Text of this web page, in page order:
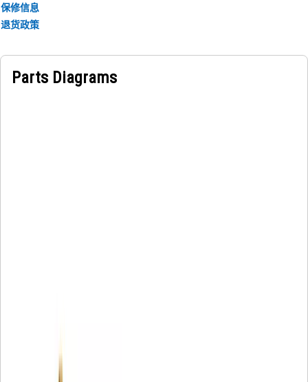
保修信息
退货政策
Parts Diagrams